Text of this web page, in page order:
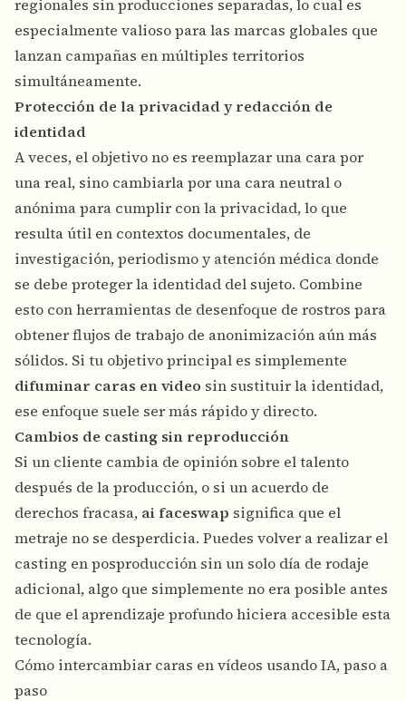
regionales sin producciones separadas, lo cual es
especialmente valioso para las marcas globales que
lanzan campañas en múltiples territorios
simultáneamente.
Protección de la privacidad y redacción de
identidad
A veces, el objetivo no es reemplazar una cara por
una real, sino cambiarla por una cara neutral o
anónima para cumplir con la privacidad, lo que
resulta útil en contextos documentales, de
investigación, periodismo y atención médica donde
se debe proteger la identidad del sujeto. Combine
esto conherramientas de desenfoque de rostros para
obtener flujos de trabajo de anonimización aún más
sólidos. Si tu objetivo principal es simplemente
difuminar caras en video sin sustituir la identidad,
ese enfoque suele ser más rápido y directo.
Cambios de casting sin reproducción
Si un cliente cambia de opinión sobre el talento
después de la producción, o si un acuerdo de
derechos fracasa, ai faceswap significa que el
metraje no se desperdicia. Puedes volver a realizar el
casting en posproducción sin un solo día de rodaje
adicional, algo que simplemente no era posible antes
de que el aprendizaje profundo hiciera accesible esta
tecnología.
Cómo intercambiar caras en vídeos usando IA, paso a
paso